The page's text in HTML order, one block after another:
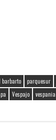
barbarto parquesur
Vespajo vespania